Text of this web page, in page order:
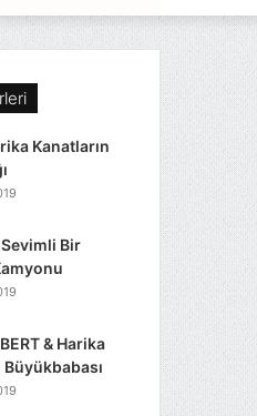
Kanatların
Bir
& Harika
Büyükbabası